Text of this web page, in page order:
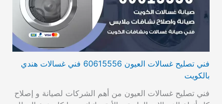
فني تصليح غسالات العيون 60615556 فني غسالات هندي
بالكويت
فني تصليح غسالات العيون من أهم الشركات لصيانة و إصلاح